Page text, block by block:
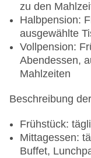
zu den
Halbpension:
ausgewählte
Vollpension:
Abendessen,
Mahlzeiten
Beschreibung
Frühstück:
Mittagessen:
Buffet,